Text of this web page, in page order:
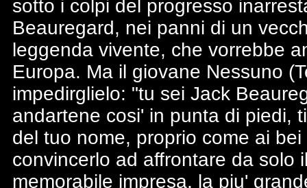
sotto i colpi del progresso
Beauregard, nei panni di un
leggenda vivente, che vorrebbe
Europa. Ma il giovane Nessuno
impedirglielo: "tu sei Jack
andartene cosi' in punta di piedi,
del tuo nome, proprio come ai
convincerlo ad affrontare da solo
memorabile impresa, la piu'